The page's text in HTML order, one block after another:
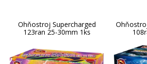
Ohňostroj Supercharged
123ran 25-30mm 1ks